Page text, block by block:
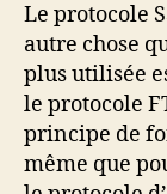
Le protocole
autre chose
plus utilisée
le protocole
principe de
même que